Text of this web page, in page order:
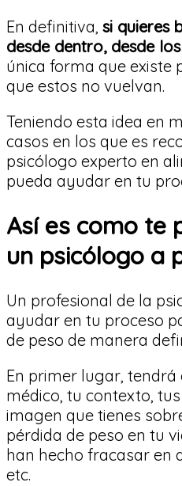
En definitiva, si quieres
desde dentro, desde
única forma que existe
que estos no vuelvan.
Teniendo esta idea en
casos en los que es
psicólogo experto en
pueda ayudar en tu
Así es como te
un psicólogo a
Un profesional de la
ayudar en tu proceso
de peso de manera
En primer lugar,
médico, tu contexto,
imagen que tienes
pérdida de peso en tu
han hecho fracasar en
etc.